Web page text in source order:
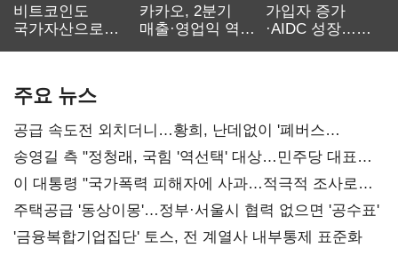
비트코인도
국가자산으로…'
카카오, 2분기
매출·영업익 역대
가입자 증가
·AIDC 성장…
주요 뉴스
공급 속도전 외치더니…황희, 난데없이 '폐버스
리모델링' 제안
송영길 측 "정청래, 국힘 '역선택' 대상…민주당 대표로
총선 지휘 못해"
이 대통령 "국가폭력 피해자에 사과…적극적 조사로
진실 밝혀야"
주택공급 '동상이몽'…정부·서울시 협력 없으면 '공수표'
'금융복합기업집단' 토스, 전 계열사 내부통제 표준화